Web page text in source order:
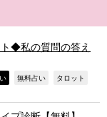
◆私の質問の答え
無料占い タロット